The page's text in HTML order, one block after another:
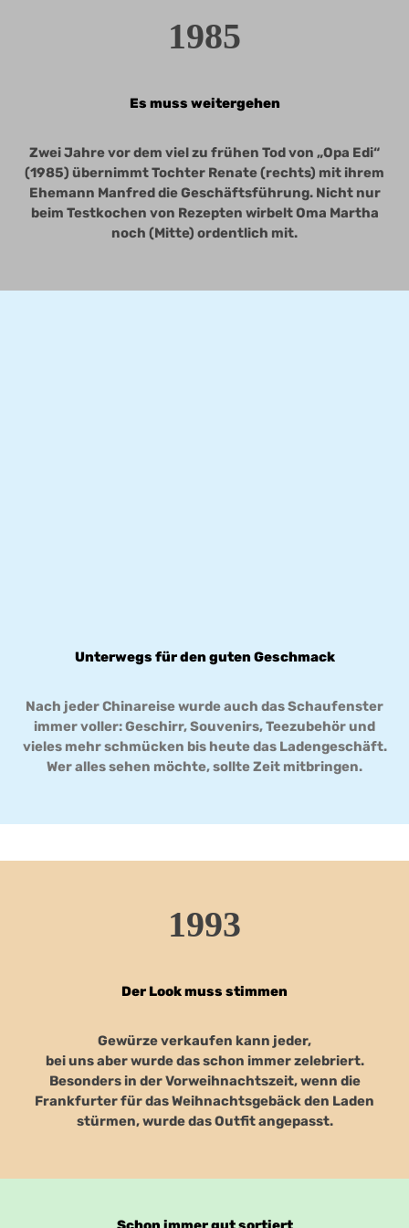
1985
Es muss weitergehen
Zwei Jahre vor dem viel zu frühen Tod von „Opa Edi“
(1985) übernimmt Tochter Renate (rechts) mit ihrem
Ehemann Manfred die Geschäftsführung. Nicht nur
beim Testkochen von Rezepten wirbelt Oma Martha
noch (Mitte) ordentlich mit.
Unterwegs für den guten Geschmack
Nach jeder Chinareise wurde auch das Schaufenster
immer voller: Geschirr, Souvenirs, Teezubehör und
vieles mehr schmücken bis heute das Ladengeschäft.
Wer alles sehen möchte, sollte Zeit mitbringen.
1993
Der Look muss stimmen
Gewürze verkaufen kann jeder,
bei uns aber wurde das schon immer zelebriert.
Besonders in der Vorweihnachtszeit, wenn die
Frankfurter für das Weihnachtsgebäck den Laden
stürmen, wurde das Outfit angepasst.